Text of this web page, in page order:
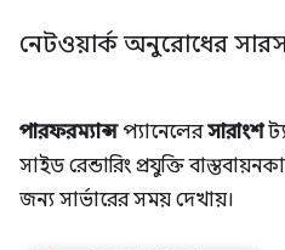
নেটওয়ার্ক অনুরোধের
পারফরম্যান্সপ্যানেলেরসারাংশ
সাইড রেন্ডারিং প্রযুক্তি
জন্য সার্ভারের সময় দেখায়।